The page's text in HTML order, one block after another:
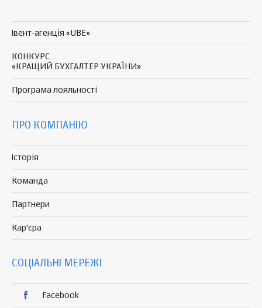
Івент-агенція «UBE»
КОНКУРС
«КРАЩИЙ БУХГАЛТЕР УКРАЇНИ»
Програма лояльності
ПРО КОМПАНІЮ
Історія
Команда
Партнери
Кар'єра
СОЦІАЛЬНІ МЕРЕЖІ
Facebook